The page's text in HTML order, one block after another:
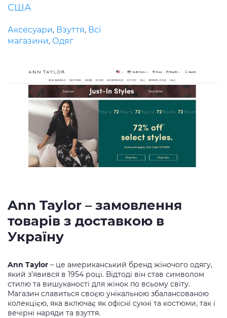
США
Аксесуари, Взуття, Всі
магазини, Одяг
Ann Taylor – замовлення
товарів з доставкою в
Україну
Ann Taylor – це американський бренд жіночого одягу,
який з’явився в 1954 році. Відтоді він став символом
стилю та вишуканості для жінок по всьому світу.
Магазин славиться своєю унікальною збалансованою
колекцією, яка включає як офісні сукні та костюми, так і
вечірні наряди та взуття.